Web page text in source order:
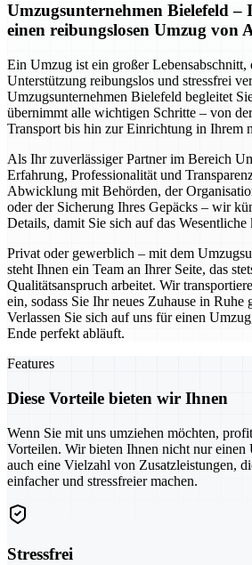
Umzugsunternehmen Bielefeld
einen reibungslosen Umzug von
Ein Umzug ist ein großer Lebensabschnitt,
Unterstützung reibungslos und stressfrei
Umzugsunternehmen Bielefeld begleitet
übernimmt alle wichtigen Schritte – von
Transport bis hin zur Einrichtung in Ihrem
Als Ihr zuverlässiger Partner im Bereich
Erfahrung, Professionalität und
Abwicklung mit Behörden, der
oder der Sicherung Ihres Gepäcks – wir
Details, damit Sie sich auf das
Privat oder gewerblich – mit dem
steht Ihnen ein Team an Ihrer Seite, das
Qualitätsanspruch arbeitet. Wir
ein, sodass Sie Ihr neues Zuhause in Ruhe
Verlassen Sie sich auf uns für einen
Ende perfekt abläuft.
Features
Diese Vorteile bieten wir Ihnen
Wenn Sie mit uns umziehen möchten,
Vorteilen. Wir bieten Ihnen nicht nur einen
auch eine Vielzahl von Zusatzleistungen,
einfacher und stressfreier machen.
Stressfrei